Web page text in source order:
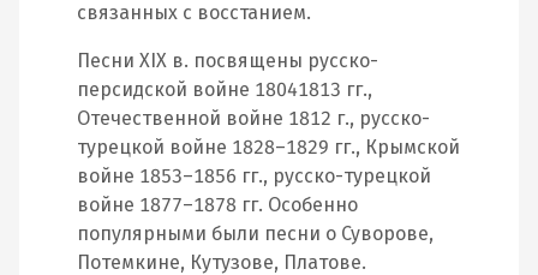
связанных с восстанием.
Песни XIX в. посвящены русско-
персидской войне 18041813 гг.,
Отечественной войне 1812 г., русско-
турецкой войне 1828–1829 гг., Крымской
войне 1853–1856 гг., русско-турецкой
войне 1877–1878 гг. Особенно
популярными были песни о Суворове,
Потемкине, Кутузове, Платове.